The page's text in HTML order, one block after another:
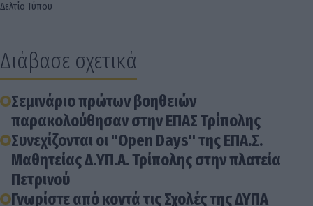
Δελτίο Τύπου
Διάβασε σχετικά
Σεμινάριο πρώτων βοηθειών
παρακολούθησαν στην ΕΠΑΣ Τρίπολης
Συνεχίζονται οι "Open Days" της ΕΠΑ.Σ.
Μαθητείας Δ.ΥΠ.Α. Τρίπολης στην πλατεία
Πετρινού
Γνωρίστε από κοντά τις Σχολές της ΔΥΠΑ